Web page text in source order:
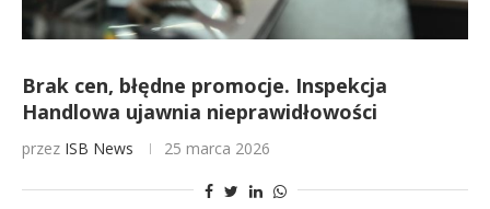
Brak cen, błędne promocje. Inspekcja
Handlowa ujawnia nieprawidłowości
przez ISB News 25 marca 2026